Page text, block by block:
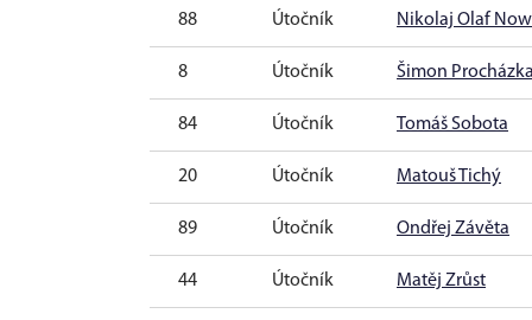
88 Útočník Nikolaj Olaf
8 Útočník Šimon
84 Útočník Tomáš Sobota
20 Útočník Matouš Tichý
89 Útočník Ondřej Závěta
44 Útočník Matěj Zrůst